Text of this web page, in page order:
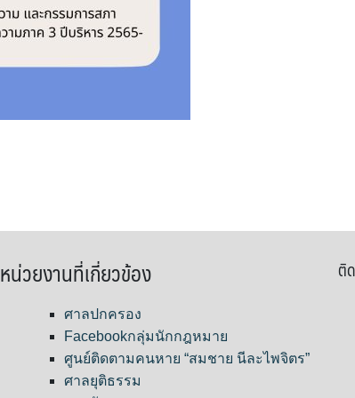
หน่วยงานที่เกี่ยวข้อง
ศาลปกครอง
Facebookกลุ่มนักกฎหมาย
ศูนย์ติดตามคนหาย “สมชาย นีละไพจิตร”
ศาลยุติธรรม
ติ